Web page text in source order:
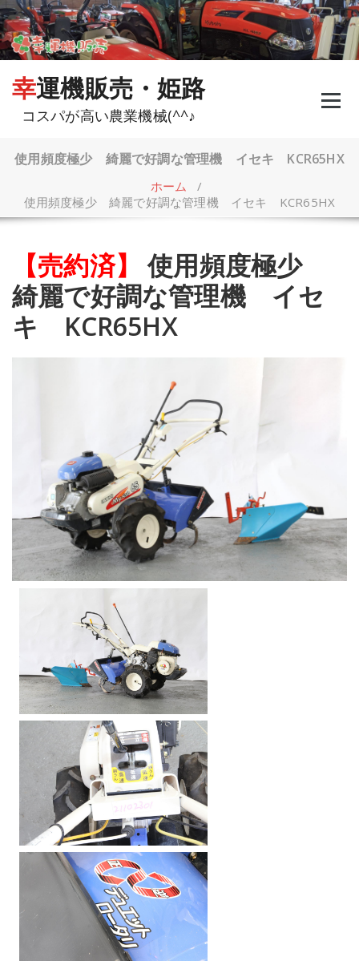
コ
ン
テ
ン
幸運機販売・姫路
コスパが高い農業機械(^^♪
使用頻度極少 綺麗で好調な管理機 イセキ KCR65HX
ホーム /
使用頻度極少 綺麗で好調な管理機 イセキ KCR65HX
【売約済】
使用頻度極少
綺麗で好調な管理機 イセ
キ KCR65HX